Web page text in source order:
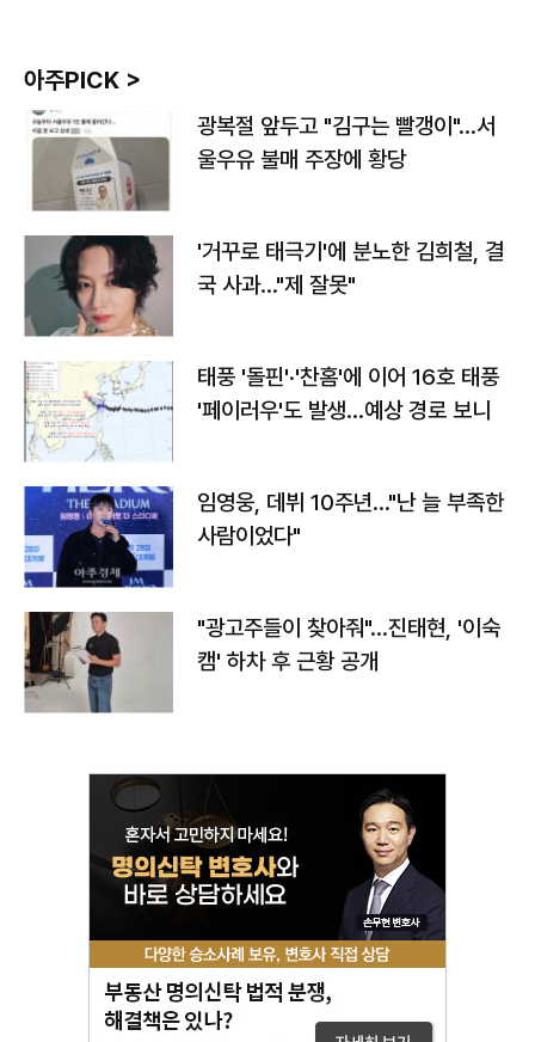
아주PICK >
광복절 앞두고 "김구는 빨갱이"…서
울우유 불매 주장에 황당
'거꾸로 태극기'에 분노한 김희철, 결
국 사과…"제 잘못"
태풍 '돌핀'·'찬홈'에 이어 16호 태풍
'페이러우'도 발생…예상 경로 보니
임영웅, 데뷔 10주년…"난 늘 부족한
사람이었다"
"광고주들이 찾아줘"…진태현, '이숙
캠' 하차 후 근황 공개